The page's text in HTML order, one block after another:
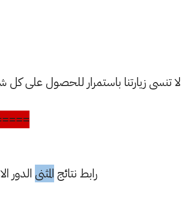
لا تنسى زيارتنا باستمرار للحصول على
رابط نتائجالمثنى الدور